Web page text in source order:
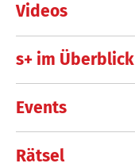
Videos
s+ im Überblick
Events
Rätsel